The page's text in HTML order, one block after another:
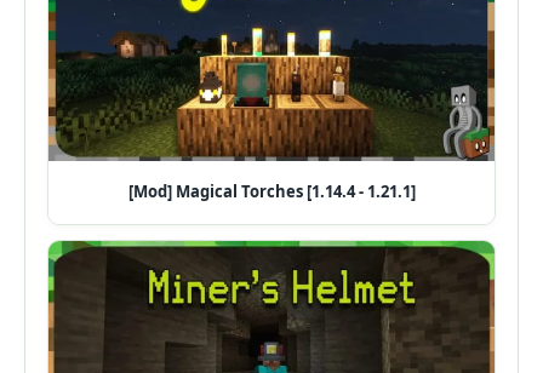
[Mod] Magical Torches [1.14.4 - 1.21.1]